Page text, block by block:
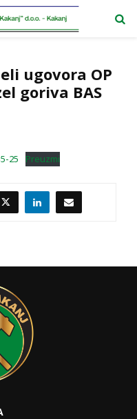
ugovora OP
goriva BAS
25 Preuzmi